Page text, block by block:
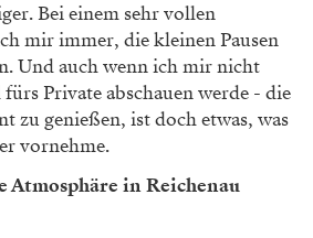
Bei einem sehr vollen
mir immer, die kleinen Pausen
Und auch wenn ich mir nicht
Private abschauen werde - die
zu genießen, ist doch etwas, was
vornehme.
Atmosphäre in Reichenau